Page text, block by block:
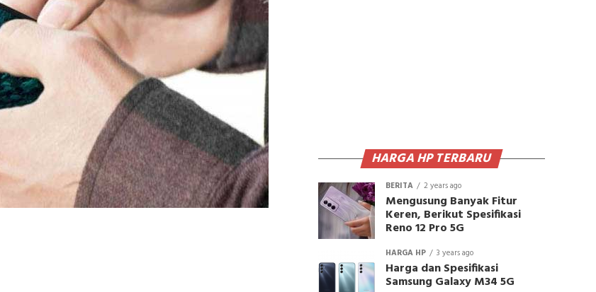
HARGA HP TERBARU
BERITA 2 years ago
Mengusung Banyak Fitur
Keren, Berikut Spesifikasi
Reno 12 Pro 5G
HARGA HP 3 years ago
Harga dan Spesifikasi
Samsung Galaxy M34 5G